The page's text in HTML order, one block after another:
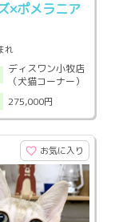
×ポメラニア
れ
ディスワン小牧店
（犬猫コーナー）
275,000円
お気に入り